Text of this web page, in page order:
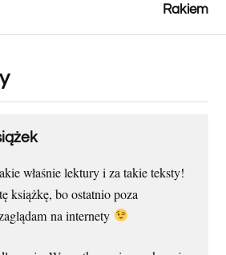
Rakiem
właśnie lektury i za takie teksty!
książkę, bo ostatnio poza
na internety